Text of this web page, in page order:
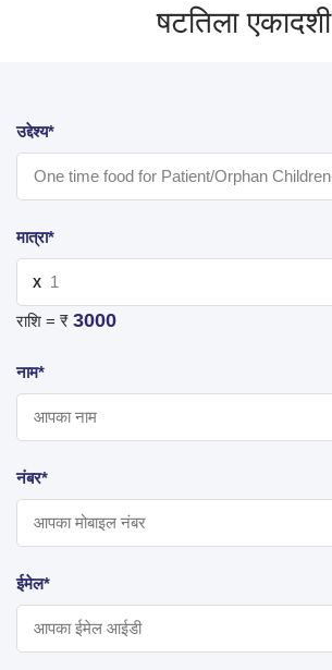
षटतिला एकादशी
उद्देश्य*
मात्रा*
X
राशि = ₹ 3000
नाम*
नंबर*
ईमेल*